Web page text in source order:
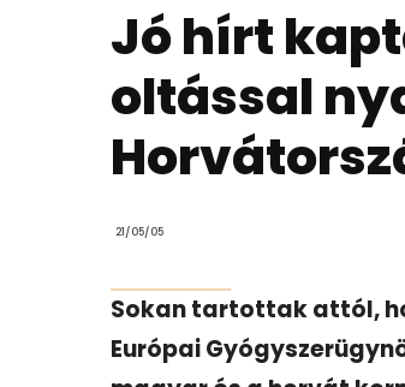
Jó hírt
oltással
21/05/05
Sokan tartottak attól,
Európai